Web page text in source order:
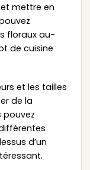
mettre en
floraux au-
de cuisine
et les tailles
de la
pouvez
d’un